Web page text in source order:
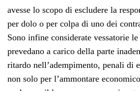
avesse lo scopo di escludere la
per dolo o per colpa di uno dei
Sono infine considerate vessatorie
prevedano a carico della parte
ritardo nell’adempimento, penali di
non solo per l’ammontare